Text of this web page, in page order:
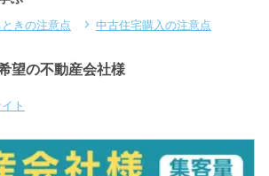
きの注意点 中古住宅購入の注意点
望の不動産会社様
ト